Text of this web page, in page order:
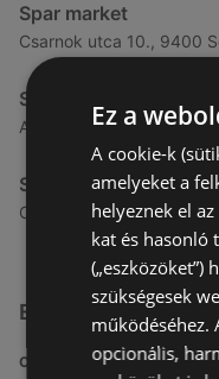
Spar market
Csarnok utca 10., 9400
Spar market
Arany jános utca 16.,
Spar market
Csengery utca 93, 9400
Egyéb
CÍM
Ez a
A cookie-k
amelyeket a
helyeznek el
kat és hasonló
(„eszközöket”)
szükségesek
működéséhez.
opcionális,